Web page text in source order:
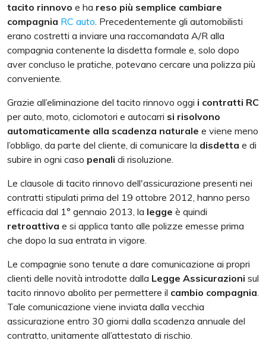
tacito rinnovo e ha reso più semplice cambiare
compagnia RC auto. Precedentemente gli automobilisti
erano costretti a inviare una raccomandata A/R alla
compagnia contenente la disdetta formale e, solo dopo
aver concluso le pratiche, potevano cercare una polizza più
conveniente.
Grazie all’eliminazione del tacito rinnovo oggi i contratti RC
per auto, moto, ciclomotori e autocarri si risolvono
automaticamente alla scadenza naturale e viene meno
l’obbligo, da parte del cliente, di comunicare la disdetta e di
subire in ogni caso penali di risoluzione.
Le clausole di tacito rinnovo dell'assicurazione presenti nei
contratti stipulati prima del 19 ottobre 2012, hanno perso
efficacia dal 1° gennaio 2013, la legge è quindi
retroattiva e si applica tanto alle polizze emesse prima
che dopo la sua entrata in vigore.
Le compagnie sono tenute a dare comunicazione ai propri
clienti delle novità introdotte dalla Legge Assicurazioni sul
tacito rinnovo abolito per permettere il cambio compagnia.
Tale comunicazione viene inviata dalla vecchia
assicurazione entro 30 giorni dalla scadenza annuale del
contratto, unitamente all’attestato di rischio.